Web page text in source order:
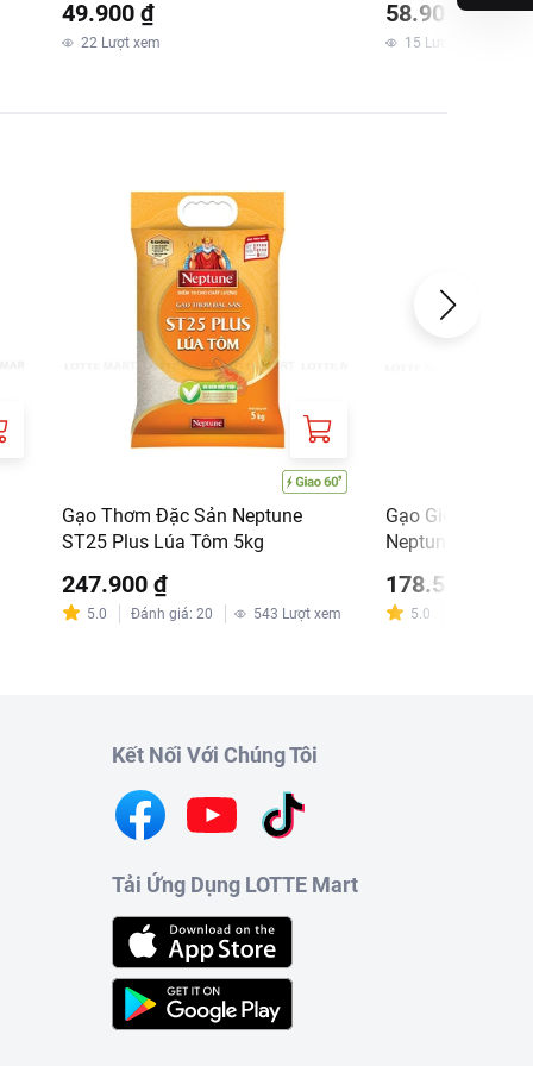
49.900 ₫
22 Lượt xem
58.900 ₫
15 Lượt xem
Gạo Thơm Đặc Sản Neptune
ST25 Plus Lúa Tôm 5kg
247.900 ₫
5.0 Đánh giá: 20 543 Lượt xem
Gạo Giống Nhật
Neptune 5kg (EA)
178.500 ₫
5.0
Kết Nối Với Chúng Tôi
Tải Ứng Dụng LOTTE Mart